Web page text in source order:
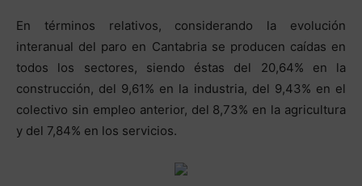
En términos relativos, considerando la evolución
interanual del paro en Cantabria se producen caídas en
todos los sectores, siendo éstas del 20,64% en la
construcción, del 9,61% en la industria, del 9,43% en el
colectivo sin empleo anterior, del 8,73% en la agricultura
y del 7,84% en los servicios.